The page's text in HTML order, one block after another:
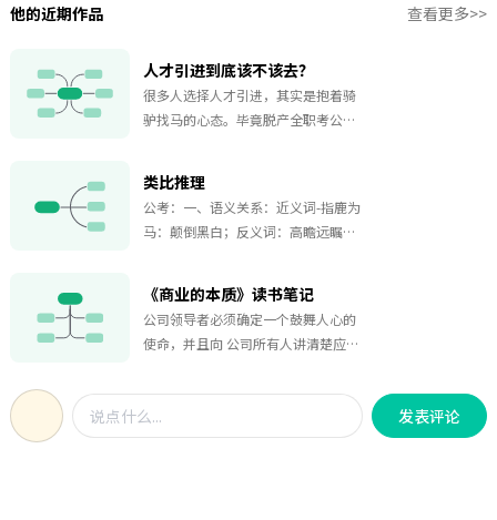
他的近期作品 查看更多>>
人才引进到底该不该去？
很多人选择人才引进，其实是抱着骑
驴找马的心态。毕竟脱产全职考公考
心态是不可取的的。
类比推理
公考：一、语义关系：近义词-指鹿为
马：颠倒黑白；反义词：高瞻远瞩：
《商业的本质》读书笔记
公司领导者必须确定一个鼓舞人心的
使命，并且向 公司所有人讲清楚应该
用“协同力”这个词将使命与行动联
系了起来。
发表评论